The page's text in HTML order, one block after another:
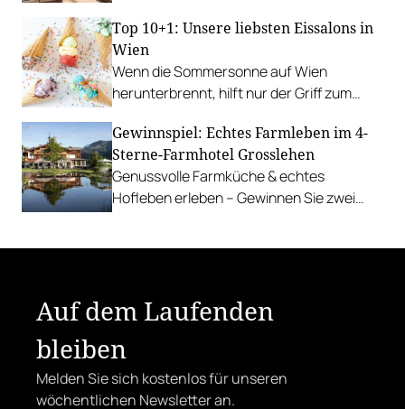
Top 10+1: Unsere liebsten Eissalons in
Wien
Wenn die Sommersonne auf Wien
herunterbrennt, hilft nur der Griff zum
uns am liebsten ab.
Gewinnspiel: Echtes Farmleben im 4-
Sterne-Farmhotel Grosslehen
Genussvolle Farmküche & echtes
Hofleben erleben – Gewinnen Sie zwei
Auf dem Laufenden
bleiben
Melden Sie sich kostenlos für unseren
wöchentlichen Newsletter an.